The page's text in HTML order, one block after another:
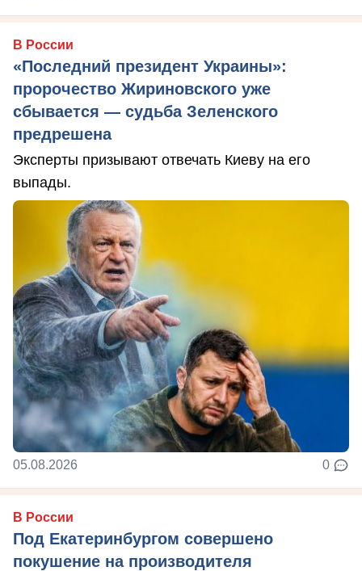
В России
«Последний президент Украины»:
пророчество Жириновского уже
сбывается — судьба Зеленского
предрешена
Эксперты призывают отвечать Киеву на его
выпады.
05.08.2026 0
В России
Под Екатеринбургом совершено
покушение на производителя